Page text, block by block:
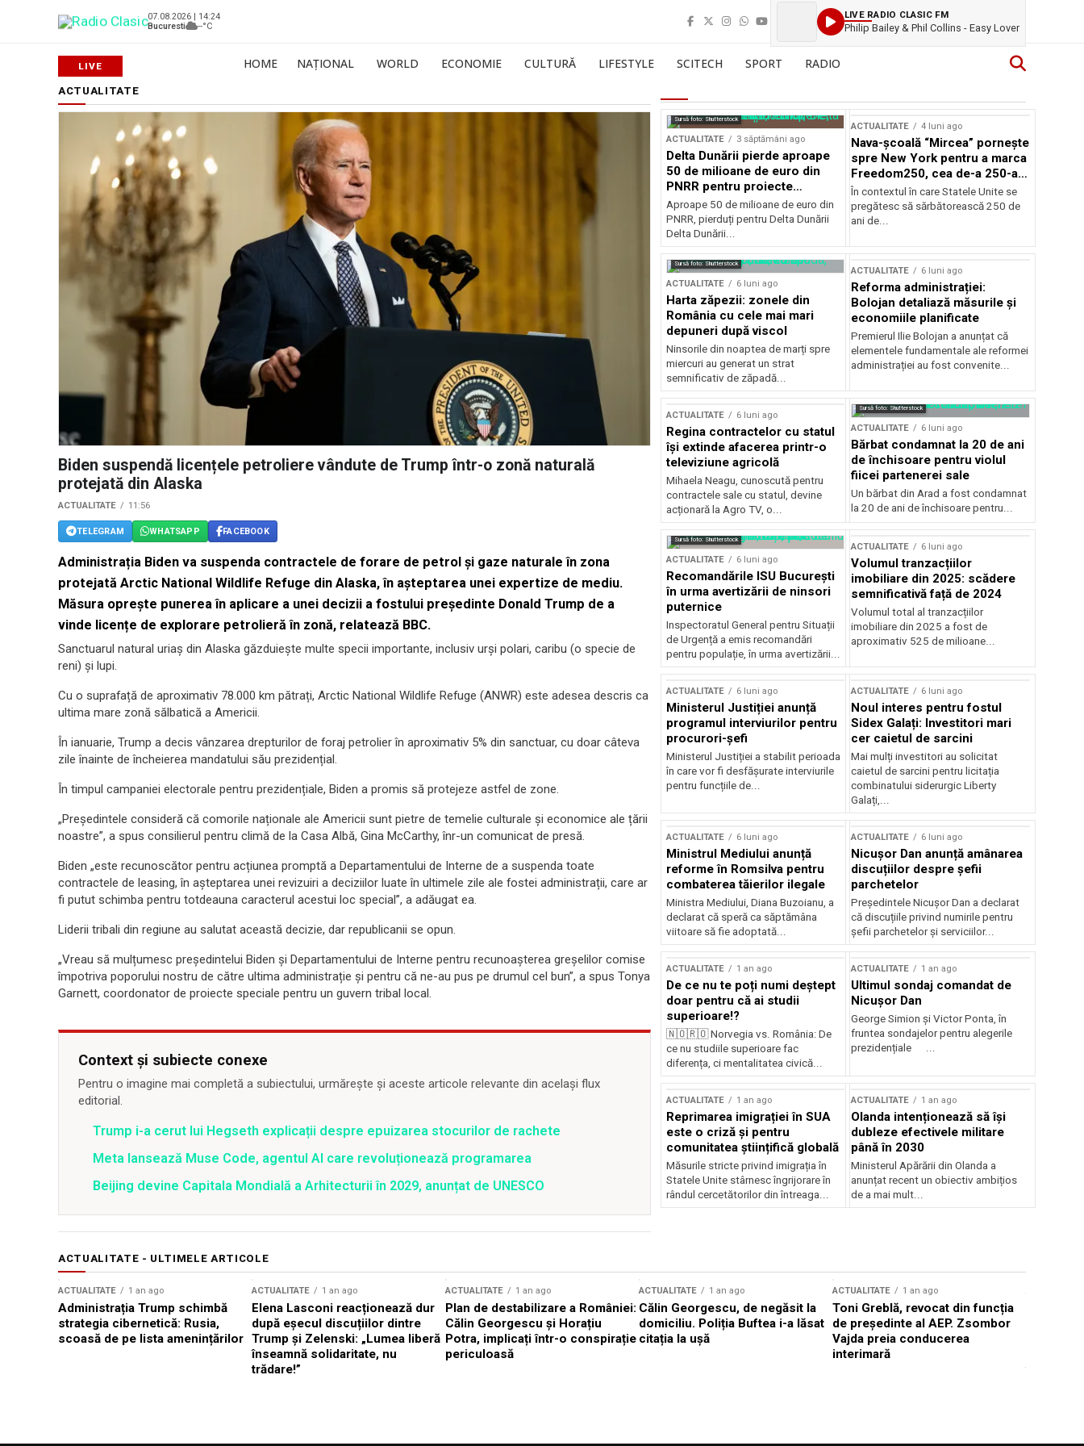
07.08.2026 | 14:24
Bucuresti
--°C
LIVE RADIO CLASIC FM
Philip Bailey & Phil Collins - Easy Lover
HOME NAȚIONAL WORLD ECONOMIE CULTURĂ LIFESTYLE SCITECH SPORT RADIO
ACTUALITATE
Biden suspendă licențele petroliere vândute de Trump într-o zonă naturală
protejată din Alaska
ACTUALITATE 11:56
TELEGRAM WHATSAPP FACEBOOK
Administrația Biden va suspenda contractele de forare de petrol și gaze naturale în zona
protejată Arctic National Wildlife Refuge din Alaska, în așteptarea unei expertize de mediu.
Măsura oprește punerea în aplicare a unei decizii a fostului președinte Donald Trump de a
vinde licențe de explorare petrolieră în zonă, relatează BBC.
Sanctuarul natural uriaș din Alaska găzduiește multe specii importante, inclusiv urși polari, caribu (o specie de
reni) și lupi.
Cu o suprafață de aproximativ 78.000 km pătrați, Arctic National Wildlife Refuge (ANWR) este adesea descris ca
ultima mare zonă sălbatică a Americii.
În ianuarie, Trump a decis vânzarea drepturilor de foraj petrolier în aproximativ 5% din sanctuar, cu doar câteva
zile înainte de încheierea mandatului său prezidențial.
În timpul campaniei electorale pentru prezidențiale, Biden a promis să protejeze astfel de zone.
„Președintele consideră că comorile naționale ale Americii sunt pietre de temelie culturale și economice ale țării
noastre”, a spus consilierul pentru climă de la Casa Albă, Gina McCarthy, înr-un comunicat de presă.
Biden „este recunoscător pentru acțiunea promptă a Departamentului de Interne de a suspenda toate
contractele de leasing, în așteptarea unei revizuiri a deciziilor luate în ultimele zile ale fostei administrații, care ar
fi putut schimba pentru totdeauna caracterul acestui loc special”, a adăugat ea.
Liderii tribali din regiune au salutat această decizie, dar republicanii se opun.
„Vreau să mulțumesc președintelui Biden și Departamentului de Interne pentru recunoașterea greșelilor comise
împotriva poporului nostru de către ultima administrație și pentru că ne-au pus pe drumul cel bun”, a spus Tonya
Garnett, coordonator de proiecte speciale pentru un guvern tribal local.
Context și subiecte conexe
Pentru o imagine mai completă a subiectului, urmărește și aceste articole relevante din același flux
editorial.
Trump i-a cerut lui Hegseth explicații despre epuizarea stocurilor de rachete
Meta lansează Muse Code, agentul AI care revoluționează programarea
Beijing devine Capitala Mondială a Arhitecturii în 2029, anunțat de UNESCO
Sursă foto: Shutterstock
ACTUALITATE 3 săptămâni ago
Delta Dunării pierde aproape
50 de milioane de euro din
PNRR pentru proiecte
esențiale
Aproape 50 de milioane de euro din
PNRR, pierduți pentru Delta Dunării
Delta Dunării...
ACTUALITATE 4 luni ago
Nava-școală “Mircea” pornește
spre New York pentru a marca
Freedom250, cea de-a 250-a
aniversare a Statelor Unite
În contextul în care Statele Unite se
pregătesc să sărbătorească 250 de
ani de...
Sursă foto: Shutterstock
ACTUALITATE 6 luni ago
Harta zăpezii: zonele din
România cu cele mai mari
depuneri după viscol
Ninsorile din noaptea de marți spre
miercuri au generat un strat
semnificativ de zăpadă...
ACTUALITATE 6 luni ago
Reforma administrației:
Bolojan detaliază măsurile și
economiile planificate
Premierul Ilie Bolojan a anunțat că
elementele fundamentale ale reformei
administrației au fost convenite...
ACTUALITATE 6 luni ago
Regina contractelor cu statul
își extinde afacerea printr-o
televiziune agricolă
Mihaela Neagu, cunoscută pentru
contractele sale cu statul, devine
acționară la Agro TV, o...
Sursă foto: Shutterstock
ACTUALITATE 6 luni ago
Bărbat condamnat la 20 de ani
de închisoare pentru violul
fiicei partenerei sale
Un bărbat din Arad a fost condamnat
la 20 de ani de închisoare pentru...
Sursă foto: Shutterstock
ACTUALITATE 6 luni ago
Recomandările ISU București
în urma avertizării de ninsori
puternice
Inspectoratul General pentru Situații
de Urgență a emis recomandări
pentru populație, în urma avertizării...
ACTUALITATE 6 luni ago
Volumul tranzacțiilor
imobiliare din 2025: scădere
semnificativă față de 2024
Volumul total al tranzacțiilor
imobiliare din 2025 a fost de
aproximativ 525 de milioane...
ACTUALITATE 6 luni ago
Ministerul Justiției anunță
programul interviurilor pentru
procurori-șefi
Ministerul Justiției a stabilit perioada
în care vor fi desfășurate interviurile
pentru funcțiile de...
ACTUALITATE 6 luni ago
Noul interes pentru fostul
Sidex Galați: Investitori mari
cer caietul de sarcini
Mai mulți investitori au solicitat
caietul de sarcini pentru licitația
combinatului siderurgic Liberty
Galați,...
ACTUALITATE 6 luni ago
Ministrul Mediului anunță
reforme în Romsilva pentru
combaterea tăierilor ilegale
Ministra Mediului, Diana Buzoianu, a
declarat că speră ca săptămâna
viitoare să fie adoptată...
ACTUALITATE 6 luni ago
Nicușor Dan anunță amânarea
discuțiilor despre șefii
parchetelor
Președintele Nicușor Dan a declarat
că discuțiile privind numirile pentru
șefii parchetelor și serviciilor...
ACTUALITATE 1 an ago
De ce nu te poți numi deștept
doar pentru că ai studii
superioare!?
🇳🇴🇷🇴 Norvegia vs. România: De
ce nu studiile superioare fac
diferența, ci mentalitatea civică...
ACTUALITATE 1 an ago
Ultimul sondaj comandat de
Nicușor Dan
George Simion și Victor Ponta, în
fruntea sondajelor pentru alegerile
prezidențiale ...
ACTUALITATE 1 an ago
Reprimarea imigrației în SUA
este o criză și pentru
comunitatea științifică globală
Măsurile stricte privind imigrația în
Statele Unite stârnesc îngrijorare în
rândul cercetătorilor din întreaga...
ACTUALITATE 1 an ago
Olanda intenționează să își
dubleze efectivele militare
până în 2030
Ministerul Apărării din Olanda a
anunțat recent un obiectiv ambițios
de a mai mult...
ACTUALITATE - ULTIMELE ARTICOLE
ACTUALITATE 1 an ago
Administrația Trump schimbă
strategia cibernetică: Rusia,
scoasă de pe lista amenințărilor
ACTUALITATE 1 an ago
Elena Lasconi reacționează dur
după eșecul discuțiilor dintre
Trump și Zelenski: „Lumea liberă
înseamnă solidaritate, nu
trădare!”
ACTUALITATE 1 an ago
Plan de destabilizare a României:
Călin Georgescu și Horațiu
Potra, implicați într-o conspirație
periculoasă
ACTUALITATE 1 an ago
Călin Georgescu, de negăsit la
domiciliu. Poliția Buftea i-a lăsat
citația la ușă
ACTUALITATE 1 an ago
Toni Greblă, revocat din funcția
de președinte al AEP. Zsombor
Vajda preia conducerea
interimară